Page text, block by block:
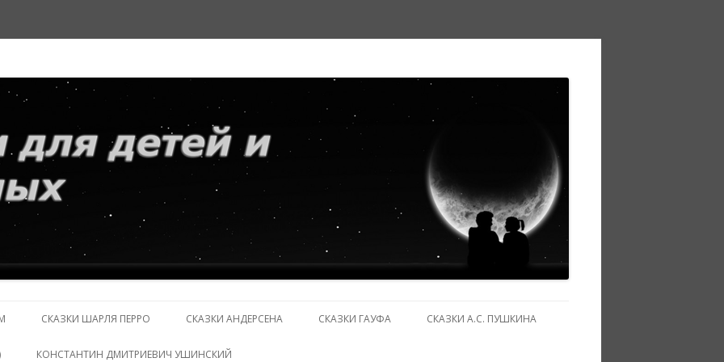
взрослых
содержимому
СКАЗКИ ШАРЛЯ ПЕРРО СКАЗКИ АНДЕРСЕНА СКАЗКИ ГАУФА СКАЗКИ А.С. ПУШКИНА
КОНСТАНТИН ДМИТРИЕВИЧ УШИНСКИЙ